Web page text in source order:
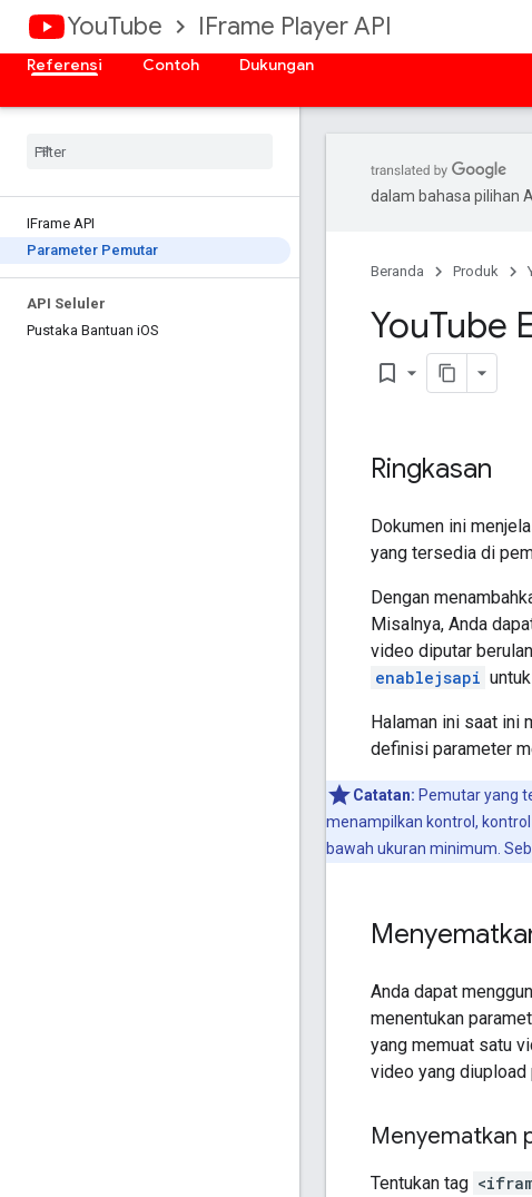
YouTube IFrame Player API
Referensi
Contoh Dukungan
IFrame API
Parameter Pemutar
API Seluler
Pustaka Bantuan iOS
dalam bahasa pilihan
Beranda Produk
YouTube
bookmark_border
Ringkasan
Dokumen ini
yang tersedia di
Dengan
Misalnya, Anda
video diputar
enablejsapi
Halaman ini saat ini
definisi parameter
Catatan: Pemutar yang
menampilkan kontrol,
bawah ukuran minimum.
Anda dapat
menentukan
yang memuat satu
video yang diupload
Menyematkan
Tentukan tag